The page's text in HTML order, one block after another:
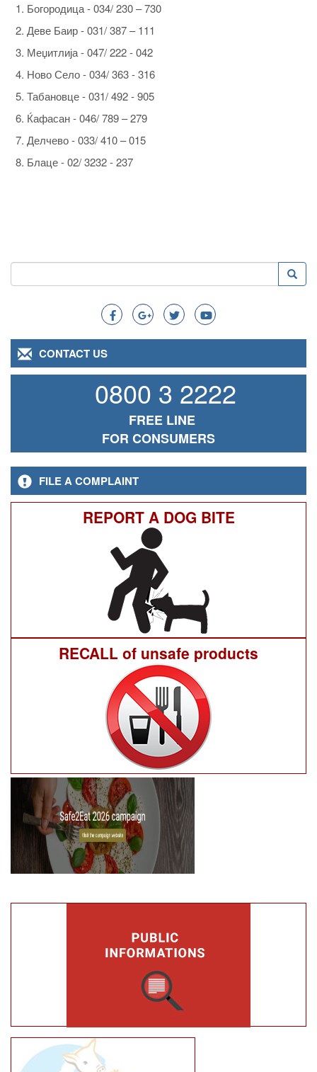
Богородица - 034/ 230 – 730
Деве Баир - 031/ 387 – 111
Меџитлија - 047/ 222 - 042
Ново Село - 034/ 363 - 316
Табановце - 031/ 492 - 905
Ќафасан - 046/ 789 – 279
Делчево - 033/ 410 – 015
Блаце - 02/ 3232 - 237
Search
Search
CONTACT US
0800 3 2222
FREE LINE
FOR CONSUMERS
FILE A COMPLAINT
REPORT A DOG BITE
RECALL of unsafe products